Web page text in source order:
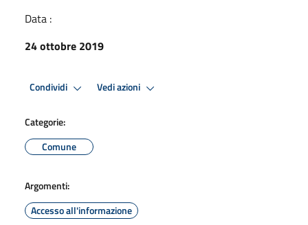
Data :
24 ottobre 2019
Condividi Vedi azioni
Categorie:
Comune
Argomenti:
Accesso all'informazione